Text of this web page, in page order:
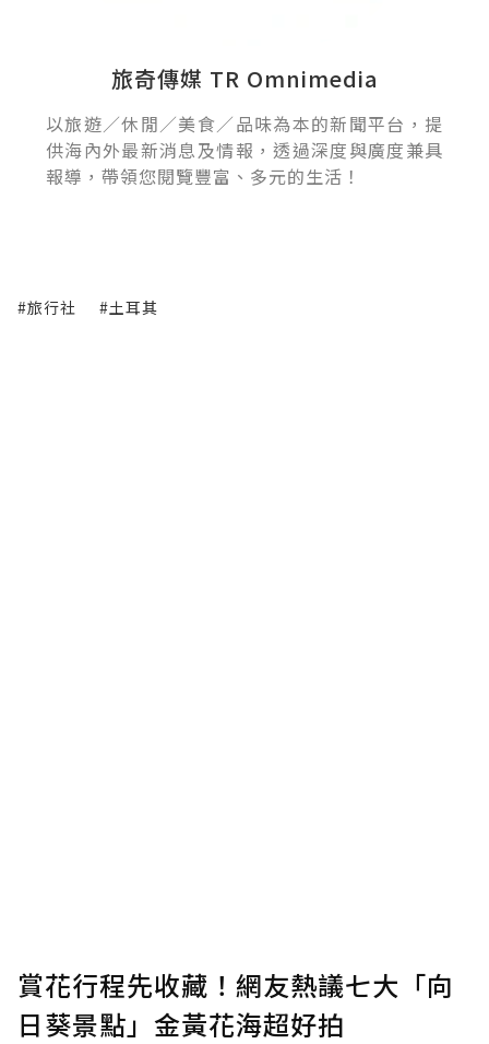
旅奇傳媒 TR Omnimedia
以旅遊／休閒／美食／品味為本的新聞平台，提
供海內外最新消息及情報，透過深度與廣度兼具
報導，帶領您閱覽豐富、多元的生活！
#旅行社 #土耳其
賞花行程先收藏！網友熱議七大「向
日葵景點」金黃花海超好拍